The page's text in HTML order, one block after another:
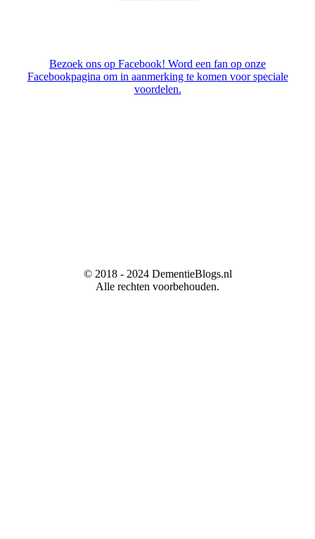
Bezoek ons op Facebook! Word een fan op onze
Facebookpagina om in aanmerking te komen voor speciale
voordelen.
© 2018 - 2024 DementieBlogs.nl
Alle rechten voorbehouden.